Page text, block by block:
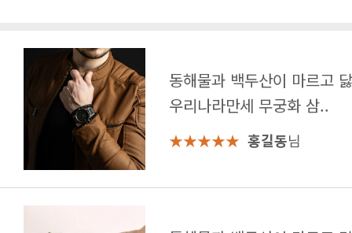
우리나라만세 무궁화 삼..
★★★★★ 홍길동님